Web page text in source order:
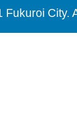
Fukuroi City.